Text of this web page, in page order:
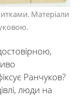
Матеріали
Ранчуков?
люди на